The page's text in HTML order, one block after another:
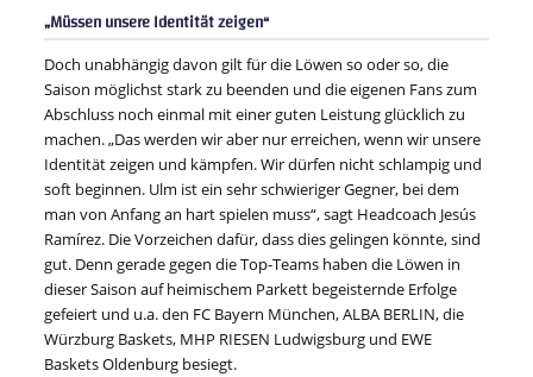
„Müssen unsere Identität zeigen“
Doch unabhängig davon gilt für die Löwen so oder so, die
Saison möglichst stark zu beenden und die eigenen Fans zum
Abschluss noch einmal mit einer guten Leistung glücklich zu
machen. „Das werden wir aber nur erreichen, wenn wir unsere
Identität zeigen und kämpfen. Wir dürfen nicht schlampig und
soft beginnen. Ulm ist ein sehr schwieriger Gegner, bei dem
man von Anfang an hart spielen muss“, sagt Headcoach Jesús
Ramírez. Die Vorzeichen dafür, dass dies gelingen könnte, sind
gut. Denn gerade gegen die Top-Teams haben die Löwen in
dieser Saison auf heimischem Parkett begeisternde Erfolge
gefeiert und u.a. den FC Bayern München, ALBA BERLIN, die
Würzburg Baskets, MHP RIESEN Ludwigsburg und EWE
Baskets Oldenburg besiegt.